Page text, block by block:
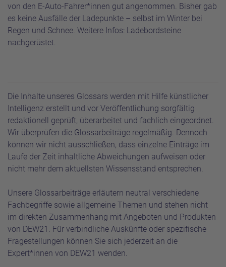
von den E-Auto-Fahrer*innen gut angenommen. Bisher gab
es keine Ausfälle der Ladepunkte – selbst im Winter bei
Regen und Schnee. Weitere Infos: Ladebordsteine
nachgerüstet.
Die Inhalte unseres Glossars werden mit Hilfe künstlicher
Intelligenz erstellt und vor Veröffentlichung sorgfältig
redaktionell geprüft, überarbeitet und fachlich eingeordnet.
Wir überprüfen die Glossarbeiträge regelmäßig. Dennoch
können wir nicht ausschließen, dass einzelne Einträge im
Laufe der Zeit inhaltliche Abweichungen aufweisen oder
nicht mehr dem aktuellsten Wissensstand entsprechen.
Unsere Glossarbeiträge erläutern neutral verschiedene
Fachbegriffe sowie allgemeine Themen und stehen nicht
im direkten Zusammenhang mit Angeboten und Produkten
von DEW21. Für verbindliche Auskünfte oder spezifische
Fragestellungen können Sie sich jederzeit an die
Expert*innen von DEW21 wenden.